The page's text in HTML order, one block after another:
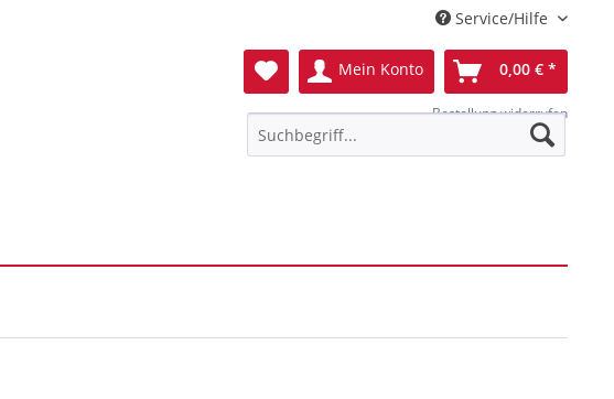
Service/Hilfe
Mein Konto 0,00 € *
Bestellung widerrufen